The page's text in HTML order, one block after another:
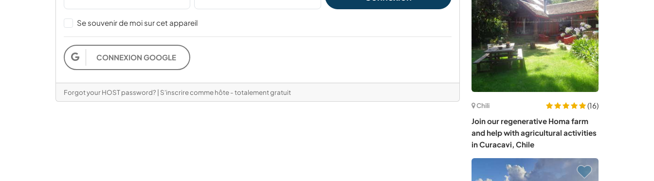
Se souvenir de moi sur cet appareil
CONNEXION GOOGLE
Forgot your HOST password? | S'inscrire comme hôte - totalement gratuit
Chili
(16)
Join our regenerative Homa farm
and help with agricultural activities
in Curacavi, Chile